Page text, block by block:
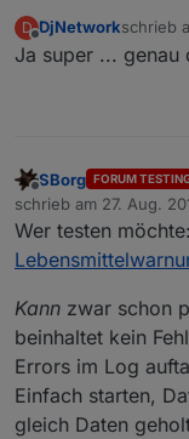
D DjNetworkschrieb
zuletzt
Ja super ... genau
Offline
SBorg FORUM
schrieb am 27. Aug.
zuletzt editiert von
Wer testen möchte:
Kann zwar schon
beinhaltet kein
Errors im Log
Einfach starten,
gleich Daten